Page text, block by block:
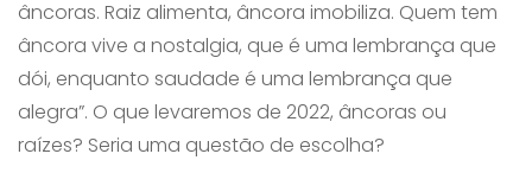
âncoras. Raiz alimenta, âncora imobiliza. Quem tem
âncora vive a nostalgia, que é uma lembrança que
dói, enquanto saudade é uma lembrança que
alegra”. O que levaremos de 2022, âncoras ou
raízes? Seria uma questão de escolha?